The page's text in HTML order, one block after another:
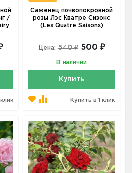
/
Саженец почвопокровной
розы Лэс Кватре Сизонс
(Les Quatre Saisons)
Цена: 540 ₽ 500 ₽
В наличии
Купить
Купить в 1 клик